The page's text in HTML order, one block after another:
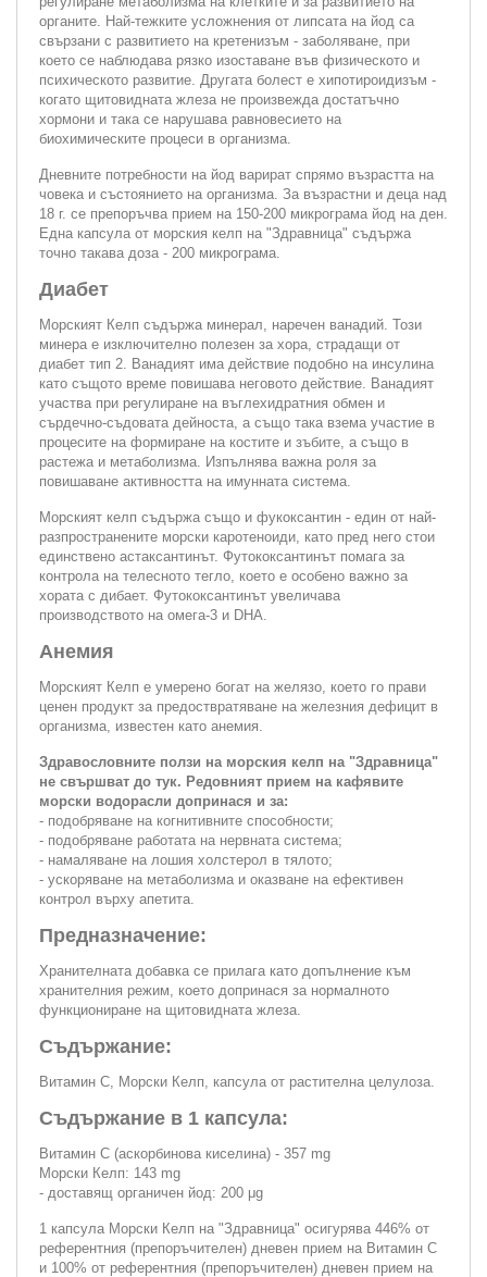
органите. Най-тежките усложнения от липсата на йод са
свързани с развитието на кретенизъм - заболяване, при
което се наблюдава рязко изоставане във физическото и
психическото развитие. Другата болест е хипотироидизъм -
когато щитовидната жлеза не произвежда достатъчно
хормони и така се нарушава равновесието на
биохимическите процеси в организма.
Дневните потребности на йод варират спрямо възрастта на
човека и състоянието на организма. За възрастни и деца над
18 г. се препоръчва прием на 150-200 микрограма йод на ден.
Една капсула от морския келп на "Здравница" съдържа
точно такава доза - 200 микрограма.
Диабет
Морският Келп съдържа минерал, наречен ванадий. Този
минера е изключително полезен за хора, страдащи от
диабет тип 2. Ванадият има действие подобно на инсулина
като същото време повишава неговото действие. Ванадият
участва при регулиране на въглехидратния обмен и
сърдечно-съдовата дейноста, а също така взема участие в
процесите на формиране на костите и зъбите, a също в
растежа и метаболизма. Изпълнява важна роля за
повишаване активността на имунната система.
Морският келп съдържа също и фукоксантин - един от най-
разпространените морски каротеноиди, като пред него стои
единствено астаксантинът. Футококсантинът помага за
контрола на телесното тегло, което е особено важно за
хората с дибает. Футококсантинът увеличава
производството на омега-3 и DHA.
Анемия
Морският Келп е умерено богат на желязо, което го прави
ценен продукт за предоствратяване на железния дефицит в
организма, известен като анемия.
Здравословните ползи на морския келп на "Здравница"
не свършват до тук. Редовният прием на кафявите
морски водорасли допринася и за:
- подобряване на когнитивните способности;
- подобряване работата на нервната система;
- намаляване на лошия холстерол в тялото;
- ускоряване на метаболизма и оказване на ефективен
контрол върху апетита.
Предназначение:
Хранителната добавка се прилага като допълнение към
хранителния режим, което допринася за нормалното
функциониране на щитовидната жлеза.
Съдържание:
Витамин С, Морски Келп, капсула от растителна целулоза.
Съдържание в 1 капсула:
Витамин С (аскорбинова киселина) - 357 mg
Морски Келп: 143 mg
- доставящ органичен йод: 200 μg
1 капсула Морски Келп на "Здравница" осигурява 446% от
референтния (препоръчителен) дневен прием на Витамин С
и 100% от референтния (препоръчителен) дневен прием на